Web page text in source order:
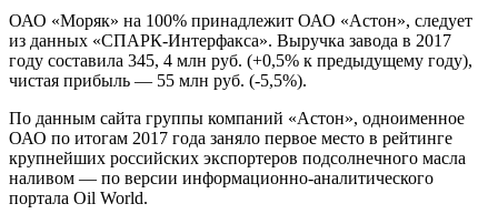
ОАО «Моряк» на 100% принадлежит ОАО «Астон», следует
из данных «СПАРК-Интерфакса». Выручка завода в 2017
году составила 345, 4 млн руб. (+0,5% к предыдущему году),
чистая прибыль — 55 млн руб. (-5,5%).
По данным сайта группы компаний «Астон», одноименное
ОАО по итогам 2017 года заняло первое место в рейтинге
крупнейших российских экспортеров подсолнечного масла
наливом — по версии информационно-аналитического
портала Oil World.